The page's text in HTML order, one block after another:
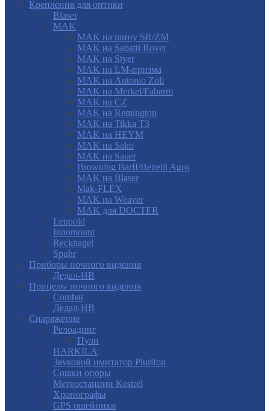
Крепления для оптики
Blaser
MAK
MAK на шину SR/ZM
MAK на Sabatti Rover
MAK на Styer
MAK на LM-призма
MAK на Antonio Zoli
MAK на Merkel/Fabarm
MAK на CZ
MAK на Remington
MAK на Tikka T3
MAK на HEYM
MAK на Sako
MAK на Sauer
Browning BarII/Benelli Agro
MAK на Blaser
Mak-FLEX
MAK на Weaver
MAK для DOCTER
Leupold
Innomount
Recknagel
Spuhr
Приборы ночного видения
Дедал-НВ
Прицелы ночного видения
Combat
Дедал-НВ
Снаряжение
Релоадинг
Пули
HARKILA
Звуковой имитатор Plurifon
Сошки опоры
Метеостанции Kestrel
Хронографы
GPS ошейники